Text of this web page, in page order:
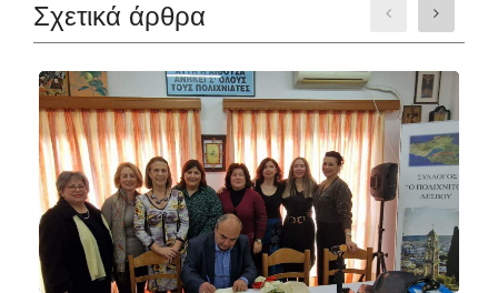
Σχετικά άρθρα